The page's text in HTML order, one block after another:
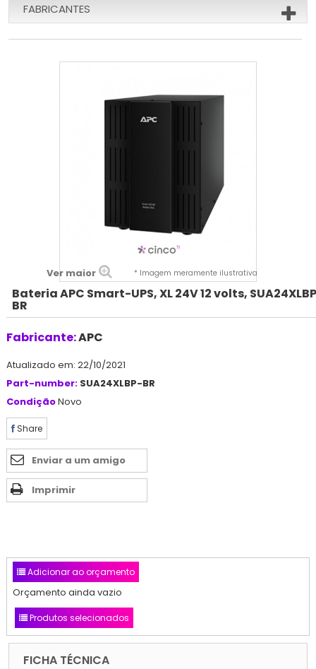
FABRICANTES
Ver maior * Imagem meramente ilustrativa
Bateria APC Smart-UPS, XL 24V 12 volts,
BR
Fabricante:APC
Atualizado em: 22/10/2021
Part-number: SUA24XLBP-BR
CondiçãoNovo
Share
Enviar a um amigo
Imprimir
Adicionar ao orçamento
Orçamento ainda vazio
Produtos selecionados
FICHA TÉCNICA